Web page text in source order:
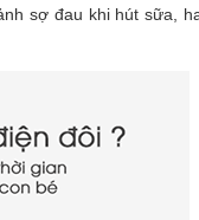
sợ đau khi hút sữa,